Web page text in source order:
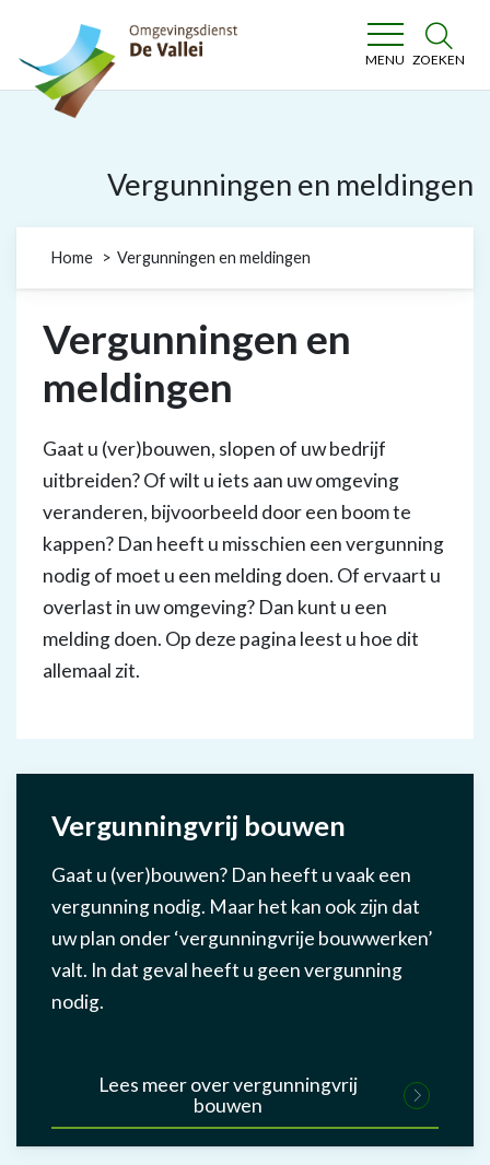
Omgevingsdienst De Vallei
MENU ZOEKEN
Vergunningen en meldingen
Home Vergunningen en meldingen
Vergunningen en
meldingen
Gaat u (ver)bouwen, slopen of uw bedrijf
uitbreiden? Of wilt u iets aan uw omgeving
veranderen, bijvoorbeeld door een boom te
kappen? Dan heeft u misschien een vergunning
nodig of moet u een melding doen. Of ervaart u
overlast in uw omgeving? Dan kunt u een
melding doen. Op deze pagina leest u hoe dit
allemaal zit.
Vergunningvrij bouwen
Gaat u (ver)bouwen? Dan heeft u vaak een
vergunning nodig. Maar het kan ook zijn dat
uw plan onder ‘vergunningvrije bouwwerken’
valt. In dat geval heeft u geen vergunning
nodig.
Lees meer over vergunningvrij
bouwen